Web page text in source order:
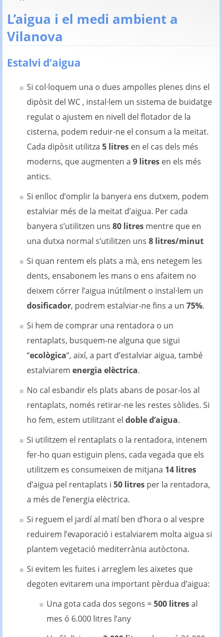
L’aigua i el medi ambient a
Vilanova
Estalvi d’aigua
Si col·loquem una o dues ampolles plenes dins el
dipòsit del WC , instal·lem un sistema de buidatge
regulat o ajustem en nivell del flotador de la
cisterna, podem reduir-ne el consum a la meitat.
Cada dipòsit utilitza 5 litresen el cas dels més
moderns, que augmenten a 9 litresen els més
antics.
Si enlloc d’omplir la banyera ens dutxem, podem
estalviar més de la meitat d’aigua. Per cada
banyera s’utilitzen uns 80 litresmentre que en
una dutxa normal s’utilitzen uns 8 litres/minut
Si quan rentem els plats a mà, ens netegem les
dents, ensabonem les mans o ens afaitem no
deixem córrer l’aigua inútilment o instal·lem un
dosificador, podrem estalviar-ne fins a un 75%.
Si hem de comprar una rentadora o un
rentaplats, busquem-ne alguna que sigui
“ecològica“, així, a part d’estalviar aigua, també
estalviarem energia elèctrica.
No cal esbandir els plats abans de posar-los al
rentaplats, només retirar-ne les restes sòlides. Si
ho fem, estem utilitzant el doble d’aigua.
Si utilitzem el rentaplats o la rentadora, intenem
fer-ho quan estiguin plens, cada vegada que els
utilitzem es consumeixen de mitjana 14 litres
d’aigua pel rentaplats i 50 litresper la rentadora,
a més de l’energia elèctrica.
Si reguem el jardí al matí ben d’hora o al vespre
reduirem l’evaporació i estalviarem molta aigua si
plantem vegetació mediterrània autòctona.
Si evitem les fuites i arreglem les aixetes que
degoten evitarem una important pèrdua d’aigua:
Una gota cada dos segons =500 litresal
mes ó 6.000 litres l’any